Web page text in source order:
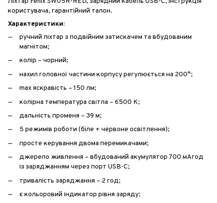
користувача, гарантійний талон.
Характеристики:
ручний ліхтар з подвійним затискачем та вбудованим
магнітом;
колір – чорний;
нахил головної частини корпусу регулюється на 200°;
max яскравість – 150 лм;
колірна температура світла – 6500 К;
дальність променя – 39 м;
5 режимів роботи (біле + червоне освітлення);
просте керування двома перемикачами;
джерело живлення – вбудований акумулятор 700 мАгод
із заряджанням через порт USB-C;
тривалість заряджання – 2 год;
є кольоровий індикатор рівня заряду;